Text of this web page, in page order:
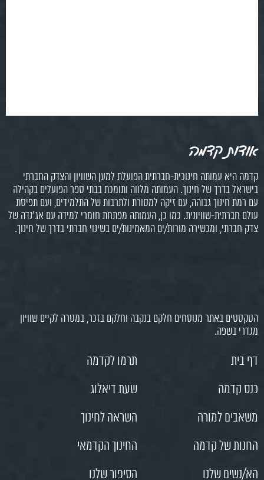
אודות קדמה
קדמה היא עמותה חינוכית-חברתית הפועלת למען השוויון והצדק החברתי
בישראל בדרך של חינוך. העמותה מלווה ותומכת בבתי ספר הפועלים בקהילה
עם רמת חינוך גבוהה, עם זיקה למסורת ולתרבות של התלמידים, ועם תפיסת
עולם חברתית-שוויונית. כמו כן, העמותה מפתחת חומרי למידה עם אג'נדה של
צדק חברתי, ומכשירה מורות/ים המאמינות/ים בשינוי חברתי בדרך של חינוך.
הטקסטים באתר מנוסחים חלקם בנקבה וחלקם בזכר, במטרה לקיים שוויון
מגדרי בשפה.
דף בית
תרמו לקדמה
כנס קדמה
שעת דיאלוג
משאבים למורה
השראה לחינוך
החנות של קדמה
החינוך הקדמאי
הא/נשים שלנו
הסיפור שלנו